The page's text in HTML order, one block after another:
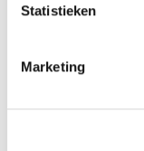
Statistieken
Marketing
Partners
Werken bij